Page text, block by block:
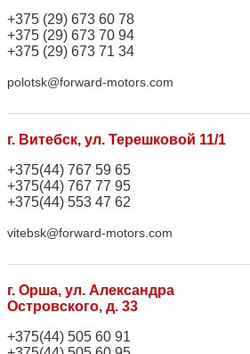
+375 (29) 673 60 78
+375 (29) 673 70 94
+375 (29) 673 71 34
polotsk@forward-motors.com
г. Витебск, ул. Терешковой 11/1
+375(44) 767 59 65
+375(44) 767 77 95
+375(44) 553 47 62
vitebsk@forward-motors.com
г. Орша, ул. Александра
Островского, д. 33
+375(44) 505 60 91